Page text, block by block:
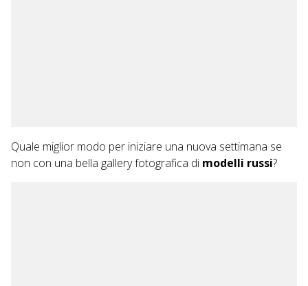
Quale miglior modo per iniziare una nuova settimana se
non con una bella gallery fotografica di modelli russi?